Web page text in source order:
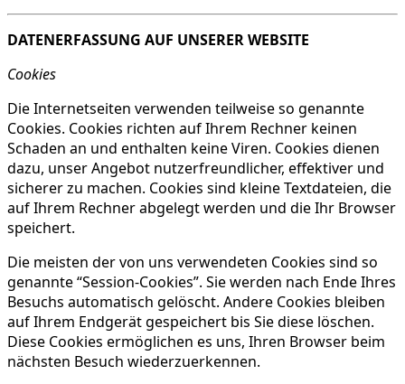
DATENERFASSUNG AUF UNSERER WEBSITE
Cookies
Die Internetseiten verwenden teilweise so genannte
Cookies. Cookies richten auf Ihrem Rechner keinen
Schaden an und enthalten keine Viren. Cookies dienen
dazu, unser Angebot nutzerfreundlicher, effektiver und
sicherer zu machen. Cookies sind kleine Textdateien, die
auf Ihrem Rechner abgelegt werden und die Ihr Browser
speichert.
Die meisten der von uns verwendeten Cookies sind so
genannte “Session-Cookies”. Sie werden nach Ende Ihres
Besuchs automatisch gelöscht. Andere Cookies bleiben
auf Ihrem Endgerät gespeichert bis Sie diese löschen.
Diese Cookies ermöglichen es uns, Ihren Browser beim
nächsten Besuch wiederzuerkennen.